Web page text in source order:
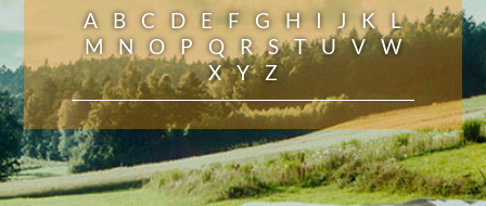
A B C D E F G H I J K
L
M
N O P Q R S T U V
W
X
Y Z